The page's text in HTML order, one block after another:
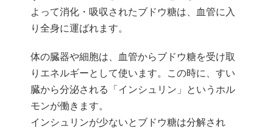
よって消化・吸収されたブドウ糖は、血管に入
り全身に運ばれます。
体の臓器や細胞は、血管からブドウ糖を受け取
りエネルギーとして使います。この時に、すい
臓から分泌される「インシュリン」というホル
モンが働きます。
インシュリンが少ないとブドウ糖は分解され